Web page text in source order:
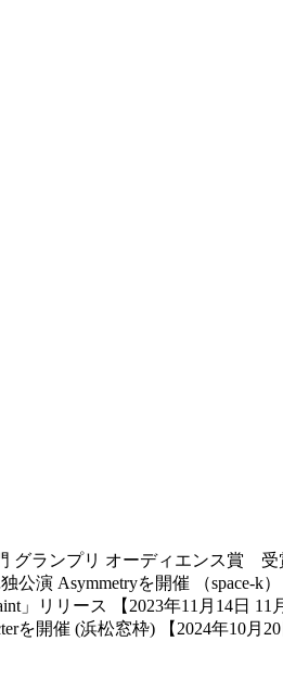
グランプリ オーディエンス賞
演 Asymmetryを開催 （space-k）
」リリース 【2023年11月14日 11
を開催 (浜松窓枠) 【2024年10月